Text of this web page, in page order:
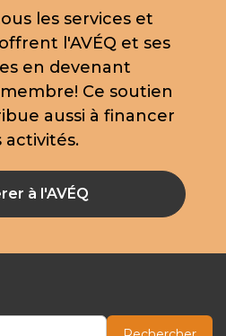
les services et
l'AVÉQ et ses
en devenant
Ce soutien
aussi à financer
activités.
à l'AVÉQ